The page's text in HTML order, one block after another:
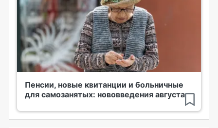
Пенсии, новые квитанции и больничные
для самозанятых: нововведения августа